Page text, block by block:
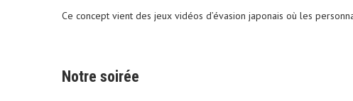
Ce concept vient des jeux vidéos d’évasion japonais où les
Notre soirée